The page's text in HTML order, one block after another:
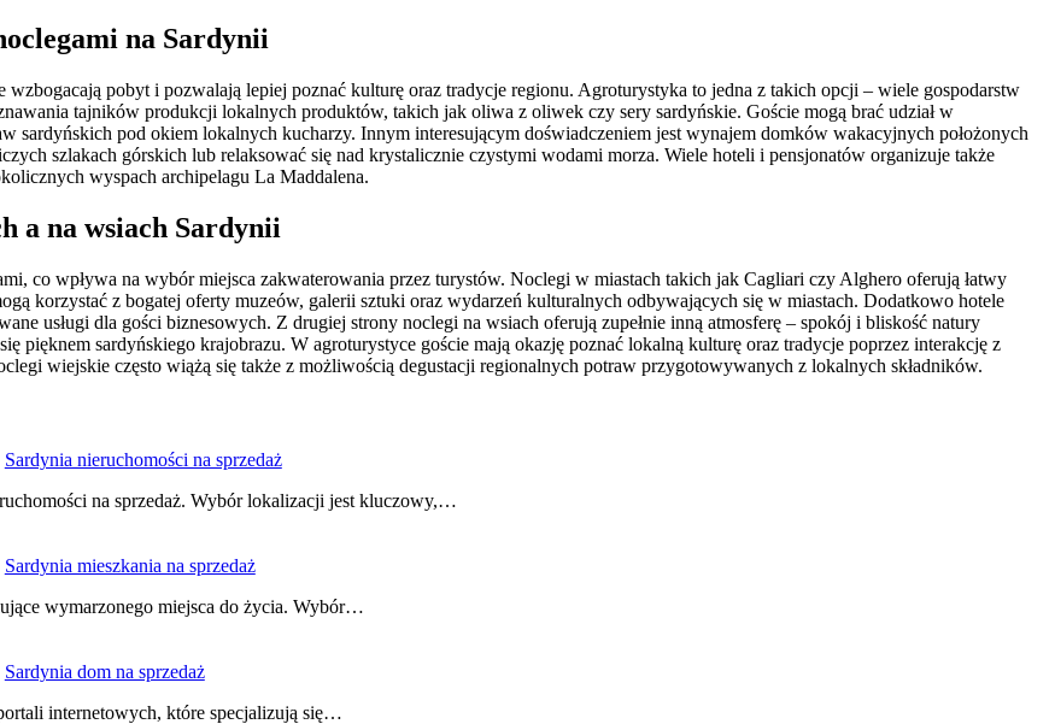
na Sardynii
pobyt i pozwalają lepiej poznać kulturę oraz tradycje regionu. Agroturystyka to jedna z takich opcji – wiele gospodarstw
tajników produkcji lokalnych produktów, takich jak oliwa z oliwek czy sery sardyńskie. Goście mogą brać udział w
sardyńskich pod okiem lokalnych kucharzy. Innym interesującym doświadczeniem jest wynajem domków wakacyjnych położonych
szlakach górskich lub relaksować się nad krystalicznie czystymi wodami morza. Wiele hoteli i pensjonatów organizuje także
wyspach archipelagu La Maddalena.
a na wsiach Sardynii
co wpływa na wybór miejsca zakwaterowania przez turystów. Noclegi w miastach takich jak Cagliari czy Alghero oferują łatwy
korzystać z bogatej oferty muzeów, galerii sztuki oraz wydarzeń kulturalnych odbywających się w miastach. Dodatkowo hotele
usługi dla gości biznesowych. Z drugiej strony noclegi na wsiach oferują zupełnie inną atmosferę – spokój i bliskość natury
pięknem sardyńskiego krajobrazu. W agroturystyce goście mają okazję poznać lokalną kulturę oraz tradycje poprzez interakcję z
wiejskie często wiążą się także z możliwością degustacji regionalnych potraw przygotowywanych z lokalnych składników.
Sardynia nieruchomości na sprzedaż
na sprzedaż. Wybór lokalizacji jest kluczowy,…
Sardynia mieszkania na sprzedaż
wymarzonego miejsca do życia. Wybór…
Sardynia dom na sprzedaż
internetowych, które specjalizują się…